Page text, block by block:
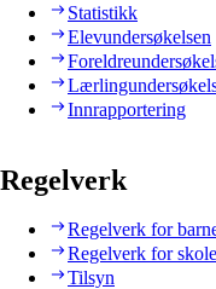
Statistikk
Elevundersøkelsen
Innrapportering
Regelverk
Regelverk for
Regelverk for
Tilsyn